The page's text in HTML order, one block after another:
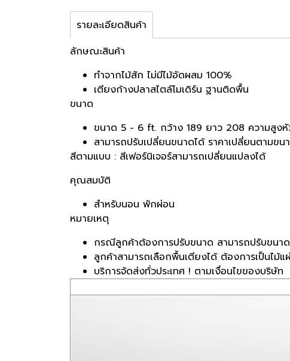
รายละเอียดสินค้า
ลักษณะสินค้า
ทำจากไม้สัก ไม่มีไม้อัดผสม 100%
เตียงก้างปลาสไตล์โมเดิร์น ฐานติดพื้น
ขนาด
ขนาด 5 - 6 ft. กว้าง 189 ยาว 208 ความสูง
สามารถปรับเปลี่ยนขนาดได้ ราคาเปลี่ยนตามขน
สีตามแบบ : สีเฟอร์นิเจอร์สามารถเปลี่ยนแปลงได้
คุณสมบัติ
สำหรับนอน พักผ่อน
หมายเหตุ
กรณีลูกค้าต้องการปรับขนาด สามารถปรับขนา
ลูกค้าสามารถเลือกพื้นเตียงได้ ต้องการเป็นไม้
บริการจัดส่งทั่วประเทศ ! ตามเงื่อนไขของบริษัท